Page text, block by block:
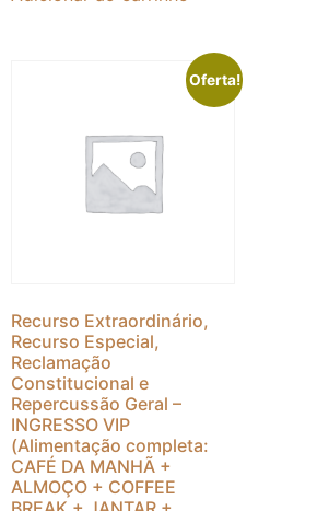
Oferta!
Recurso Extraordinário,
Recurso Especial,
Reclamação
Constitucional e
Repercussão Geral –
INGRESSO VIP
(Alimentação completa:
CAFÉ DA MANHÃ +
ALMOÇO + COFFEE